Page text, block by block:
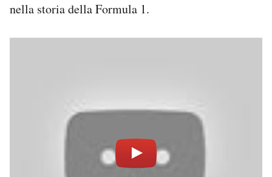
nella storia della Formula 1.